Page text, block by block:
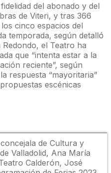
del abonado y del
de Viteri, y tras 366
cinco espacios del
temporada, según detalló
el Teatro ha
que “intenta estar a la
reciente”, según
respuesta “mayoritaria”
escénicas
de Cultura y
Valladolid, Ana María
Calderón, José